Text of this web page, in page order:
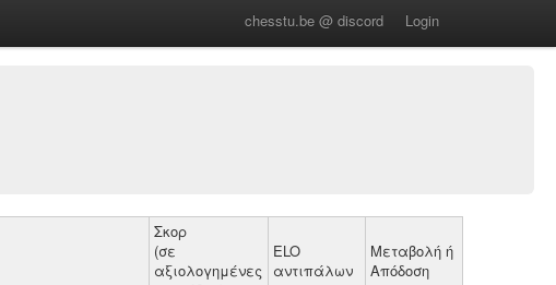
chesstu.be @ discord Login
Σκορ
(σε
αξιολογημένες
ELO
αντιπάλων
Μεταβολή ή
Απόδοση